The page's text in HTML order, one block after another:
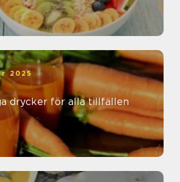
2025
drycker för alla tillfällen